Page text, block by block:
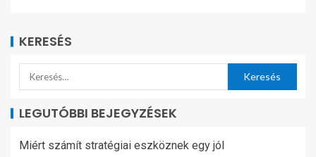
KERESÉS
LEGUTÓBBI BEJEGYZÉSEK
Miért számít stratégiai eszköznek egy jól